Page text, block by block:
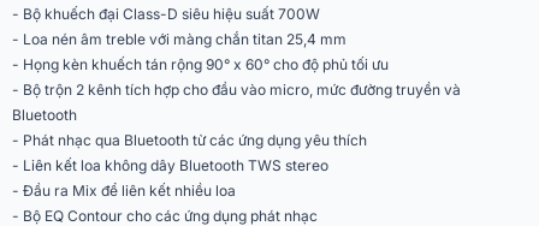
Số đường tiếng 2 đường tiếng
Dáng loa Loa fullrange (phổ thông)
Cổng kết nối
Màu sắc Đen
Điện áp 100–240 VAC, 50/60 Hz
- Bộ khuếch đại Class-D siêu hiệu suất 700W
- Loa nén âm treble với màng chắn titan 25,4 mm
- Họng kèn khuếch tán rộng 90° x 60° cho độ phủ tối ưu
- Bộ trộn 2 kênh tích hợp cho đầu vào micro, mức đường truyền và
Bluetooth
- Phát nhạc qua Bluetooth từ các ứng dụng yêu thích
- Liên kết loa không dây Bluetooth TWS stereo
- Đầu ra Mix để liên kết nhiều loa
- Bộ EQ Contour cho các ứng dụng phát nhạc